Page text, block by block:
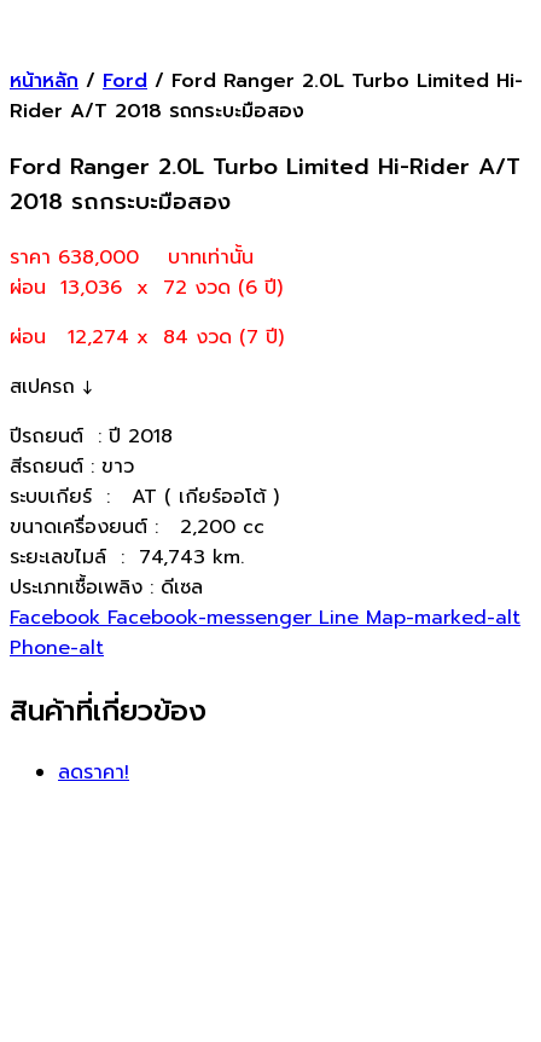
หน้าหลัก / Ford / Ford Ranger 2.0L Turbo Limited Hi-
Rider A/T 2018 รถกระบะมือสอง
Ford Ranger 2.0L Turbo Limited Hi-Rider A/T
2018 รถกระบะมือสอง
ราคา 638,000
บาทเท่านั้น
ผ่อน 13,036 x 72 งวด (6 ปี)
ผ่อน 12,274 x 84 งวด (7 ปี)
สเปครถ ↓
ปีรถยนต์ : ปี 2018
สีรถยนต์ : ขาว
ระบบเกียร์ : AT ( เกียร์ออโต้ )
ขนาดเครื่องยนต์ : 2,200 cc
ระยะเลขไมล์ : 74,743 km.
ประเภทเชื้อเพลิง : ดีเซล
Facebook Facebook-messenger Line Map-marked-alt
Phone-alt
สินค้าที่เกี่ยวข้อง
ลดราคา!